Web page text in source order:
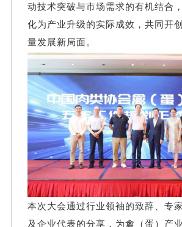
动技术突破与市场需求的有机结合
化为产业升级的实际成效，共同开
量发展新局面。
本次大会通过行业领袖的致辞、专
及企业代表的分享，为禽（蛋）产